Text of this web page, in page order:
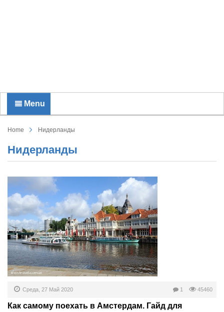
Menu
Home Нидерланды
Нидерланды
Среда, 27 Май 2020 45460
1
Как самому поехать в Амстердам. Гайд для